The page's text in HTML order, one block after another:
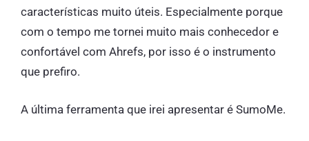
características muito úteis. Especialmente porque
com o tempo me tornei muito mais conhecedor e
confortável com Ahrefs, por isso é o instrumento
que prefiro.
A última ferramenta que irei apresentar é SumoMe.